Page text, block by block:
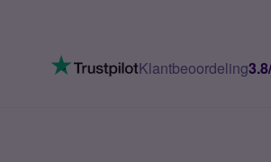
Klantbeoordeling